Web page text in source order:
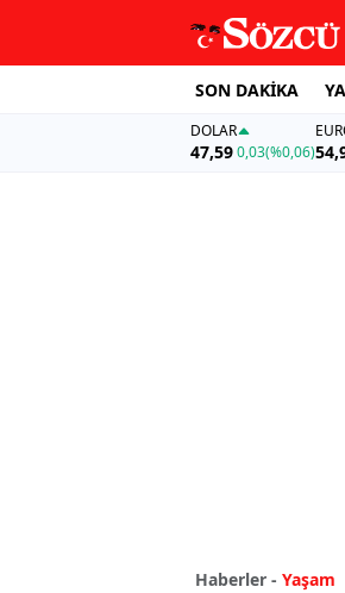
SON DAKİKA
DOLAR
47,590,03(%0,06)
Haberler - Yaşam